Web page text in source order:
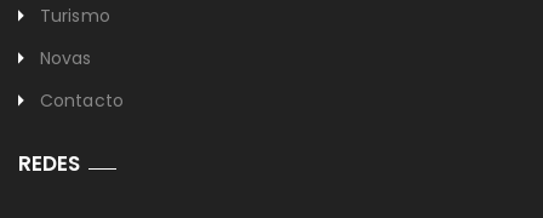
Turismo
Novas
Contacto
REDES